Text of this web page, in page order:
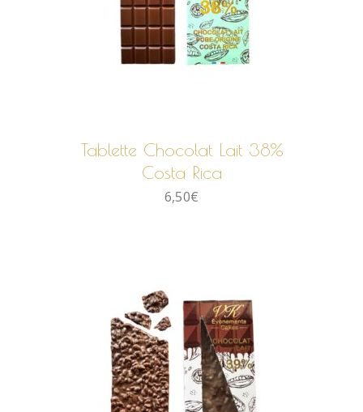
Tablette Chocolat Lait 38%
Costa Rica
6,50€